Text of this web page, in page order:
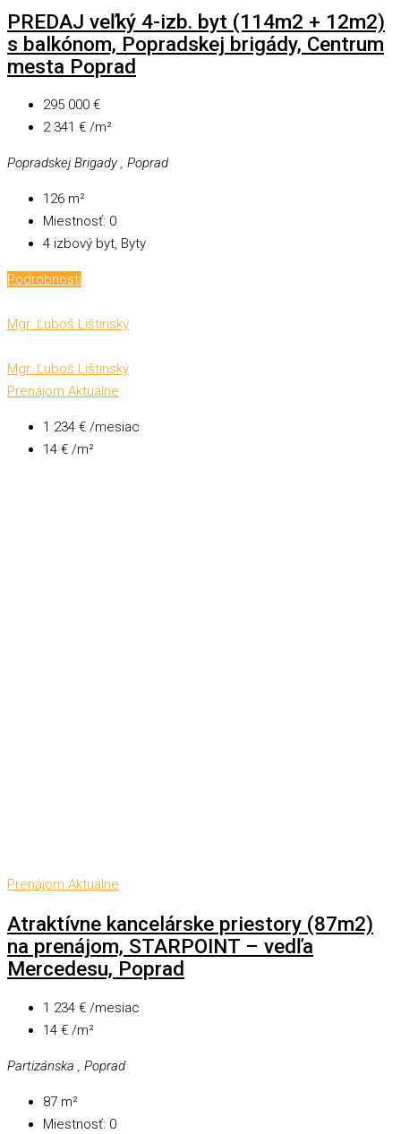
PREDAJ veľký 4-izb. byt (114m2 + 12m2)
s balkónom, Popradskej brigády, Centrum
mesta Poprad
295 000 €
2 341 € /m²
Popradskej Brigady , Poprad
126 m²
Miestnosť: 0
4 izbový byt, Byty
Podrobnosti
Mgr. Ľuboš Lištinský
Mgr. Ľuboš Lištinský
Prenájom Aktuálne
1 234 € /mesiac
14 € /m²
Prenájom Aktuálne
Atraktívne kancelárske priestory (87m2)
na prenájom, STARPOINT – vedľa
Mercedesu, Poprad
1 234 € /mesiac
14 € /m²
Partizánska , Poprad
87 m²
Miestnosť: 0